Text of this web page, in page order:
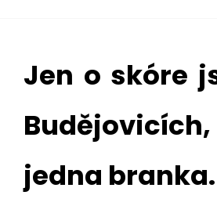
Jen o skóre
jedna branka.